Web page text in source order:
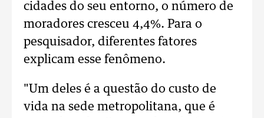
cidades do seu entorno, o número de
moradores cresceu 4,4%. Para o
pesquisador, diferentes fatores
explicam esse fenômeno.
"Um deles é a questão do custo de
vida na sede metropolitana, que é